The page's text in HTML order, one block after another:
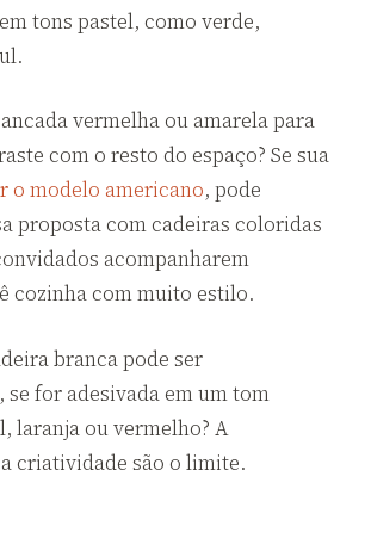
tons pastel, como verde,
vermelha ou amarela para
com o resto do espaço? Se sua
o modelo americano, pode
proposta com cadeiras coloridas
acompanharem
cozinha com muito estilo.
branca pode ser
for adesivada em um tom
laranja ou vermelho? A
criatividade são o limite.